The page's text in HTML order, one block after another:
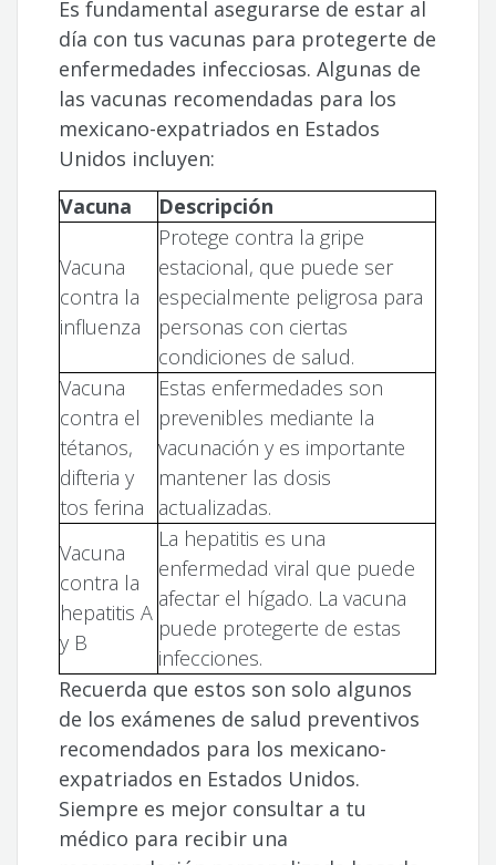
Es fundamental asegurarse de estar al
día con tus vacunas para protegerte de
enfermedades infecciosas. Algunas de
las vacunas recomendadas para los
mexicano-expatriados en Estados
Unidos incluyen:
Vacuna
Descripción
Vacuna
contra la
influenza
Protege contra la gripe
estacional, que puede ser
especialmente peligrosa para
personas con ciertas
condiciones de salud.
Vacuna
contra el
tétanos,
difteria y
tos ferina
Estas enfermedades son
prevenibles mediante la
vacunación y es importante
mantener las dosis
actualizadas.
Vacuna
contra la
hepatitis A
y B
La hepatitis es una
enfermedad viral que puede
afectar el hígado. La vacuna
puede protegerte de estas
infecciones.
Recuerda que estos son solo algunos
de los exámenes de salud preventivos
recomendados para los mexicano-
expatriados en Estados Unidos.
Siempre es mejor consultar a tu
médico para recibir una